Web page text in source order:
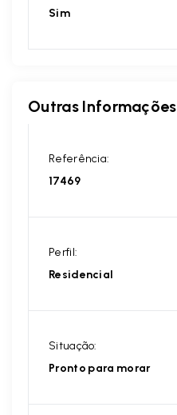
Sim
Outras Informações
Referência:
17469
Perfil:
Residencial
Situação:
Pronto para morar